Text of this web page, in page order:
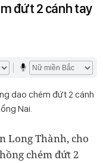
đứt 2 cánh tay
dao chém đứt 2 cánh
Nai.
Long Thành, cho
chém đứt 2